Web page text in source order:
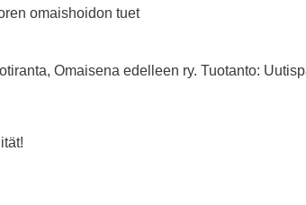
omaishoidon tuet
Omaisena edelleen ry. Tuotanto: